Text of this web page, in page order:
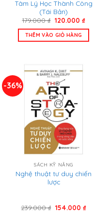
Tâm Lý Học Thành Công
(Tái Bản)
179.000₫ Giá
là:
179.000 ₫.
120.000 ₫Giá
tại
THÊM VÀO GIỎ HÀNG
-36%
SÁCH KỸ NĂNG
Nghệ thuật tư duy chiến
lược
239.000₫ Giá
154.000 ₫Giá